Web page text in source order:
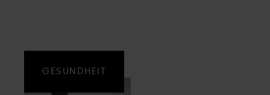
GESUNDHEIT